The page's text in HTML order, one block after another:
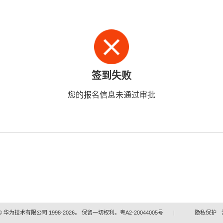
签到失败
您的报名信息未通过审批
华为技术有限公司 1998-2026。 保留一切权利。粤A2-20044005号 | 隐私保护